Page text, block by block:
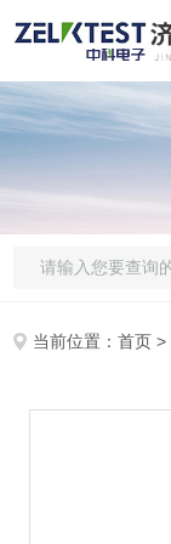
当前位置：首页 >